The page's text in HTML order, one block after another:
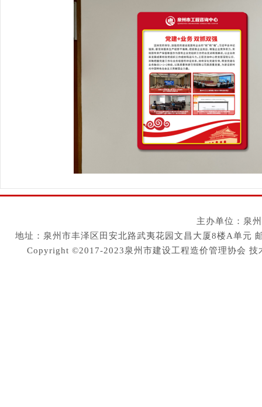
主办单位：泉
地址：泉州市丰泽区田安北路武夷花园文昌大厦8楼A单元
Copyright ©2017-2023泉州市建设工程造价管理协会 技